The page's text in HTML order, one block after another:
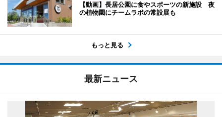
【動画】長居公園に食やスポーツの新施設 夜
の植物園にチームラボの常設展も
もっと見る
最新ニュース